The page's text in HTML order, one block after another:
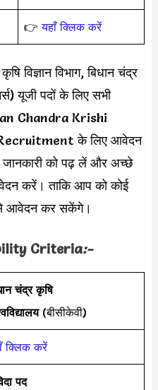
👉यहाँ क्लिक करें
विज्ञान विभाग, बिधान चंद्र
यूजी पदों के लिए सभी
Chandra Krishi
के लिए आवेदन
को पढ़ लें और अच्छे
करें। ताकि आप को कोई
आवेदन कर सकेंगे।
Criteria:-
चंद्र कृषि
(बीसीकेवी)
क्लिक करें
पद